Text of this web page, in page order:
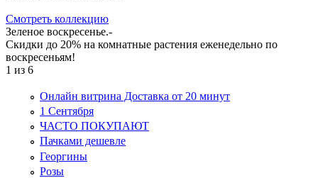
Cмотреть коллекцию
Зеленое воскресенье.-
Скидки до 20% на комнатные растения еженедельно по
воскресеньям!
1 из 6
Онлайн витрина Доставка от 20 минут
1 Сентября
ЧАСТО ПОКУПАЮТ
Пачками дешевле
Георгины
Розы